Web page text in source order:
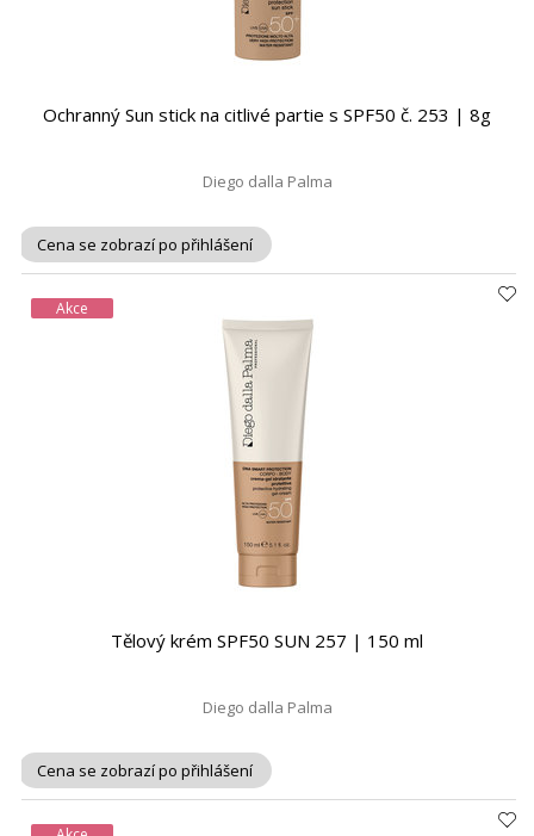
Ochranný Sun stick na citlivé partie s SPF50 č. 253 | 8g
Diego dalla Palma
Cena se zobrazí po přihlášení
Akce
Tělový krém SPF50 SUN 257 | 150 ml
Diego dalla Palma
Cena se zobrazí po přihlášení